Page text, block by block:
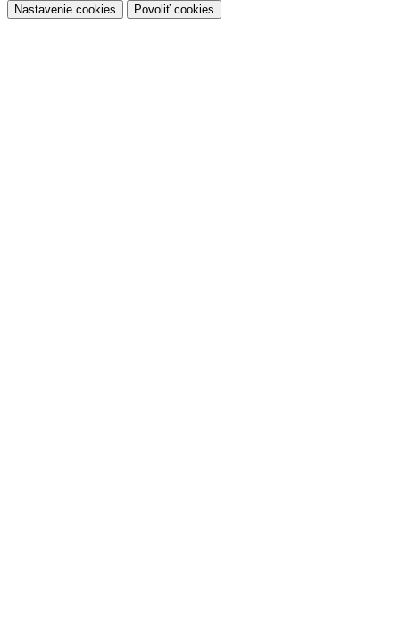
Nastavenie cookies Povoliť cookies